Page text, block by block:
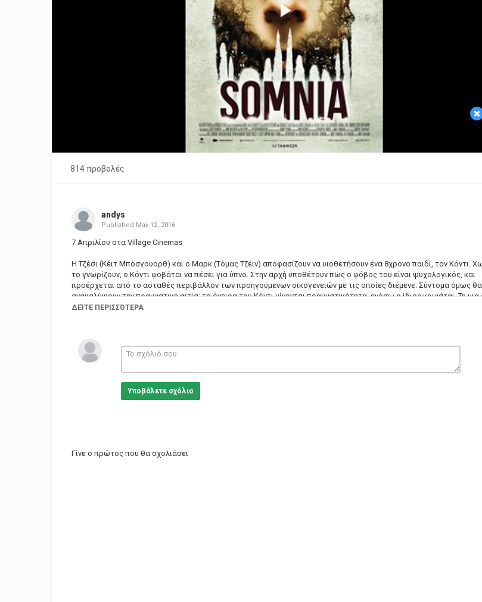
×
Play
Video
814 προβολές
andys
Published May 12, 2016
7 Απριλίου στα Village Cinemas
Η Τζέσι (Κέιτ Μπόσγουορθ) και ο Μαρκ (Τόμας Τζέιν) αποφασίζουν να υιοθετήσουν ένα 8χρονο παιδί, τον Κόντι.
το γνωρίζουν, ο Κόντι φοβάται να πέσει για ύπνο. Στην αρχή υποθέτουν πως ο φόβος του είναι ψυχολογικός, και
προέρχεται από το ασταθές περιβάλλον των προηγούμενων οικογενειών με τις οποίες διέμενε. Σύντομα όμως θα
ανακαλύψουν την πραγματική αιτία: τα όνειρα του Κόντι γίνονται πραγματικότητα, ενόσω ο ίδιος κοιμάται. Τη μια
βλέπουν την εντυπωσιακή φαντασία των ονείρων του να γίνεται πράξη και την επόμενη την τρομακτική φύση των
Κατηγορίες Trailers
ΔΕΊΤΕ ΠΕΡΙΣΣΌΤΕΡΑ
Υποβάλετε σχόλιο
Γίνε ο πρώτος που θα σχολιάσει